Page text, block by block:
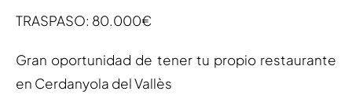
TRASPASO: 80.000€
Gran oportunidad de tener tu propio restaurante
en Cerdanyola del Vallès